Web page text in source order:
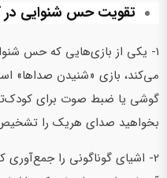
تقویت حس شنوایی
1- یکی از بازی‌هایی که حس
می‌کند، بازی «شنیدن صداها»
گوشی یا ضبط صوت برای
بخواهید صدای هریک را تشخیص
2- اشیای گوناگونی را جمع‌آوری